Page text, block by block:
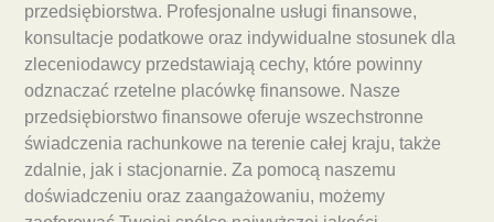
przedsiębiorstwa. Profesjonalne usługi finansowe,
konsultacje podatkowe oraz indywidualne stosunek dla
zleceniodawcy przedstawiają cechy, które powinny
odznaczać rzetelne placówkę finansowe. Nasze
przedsiębiorstwo finansowe oferuje wszechstronne
świadczenia rachunkowe na terenie całej kraju, także
zdalnie, jak i stacjonarnie. Za pomocą naszemu
doświadczeniu oraz zaangażowaniu, możemy